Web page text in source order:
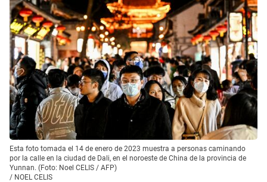
Esta foto tomada el 14 de enero de 2023 muestra a personas caminando
por la calle en la ciudad de Dali, en el noroeste de China de la provincia de
Yunnan. (Foto: Noel CELIS / AFP)
/ NOEL CELIS